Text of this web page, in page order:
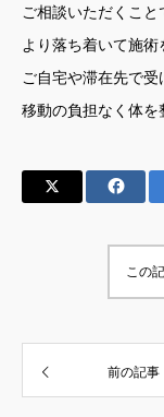
ご相談いただくこと
より落ち着いて施術
ご自宅や滞在先で受
移動の負担なく体を
この
前の記事